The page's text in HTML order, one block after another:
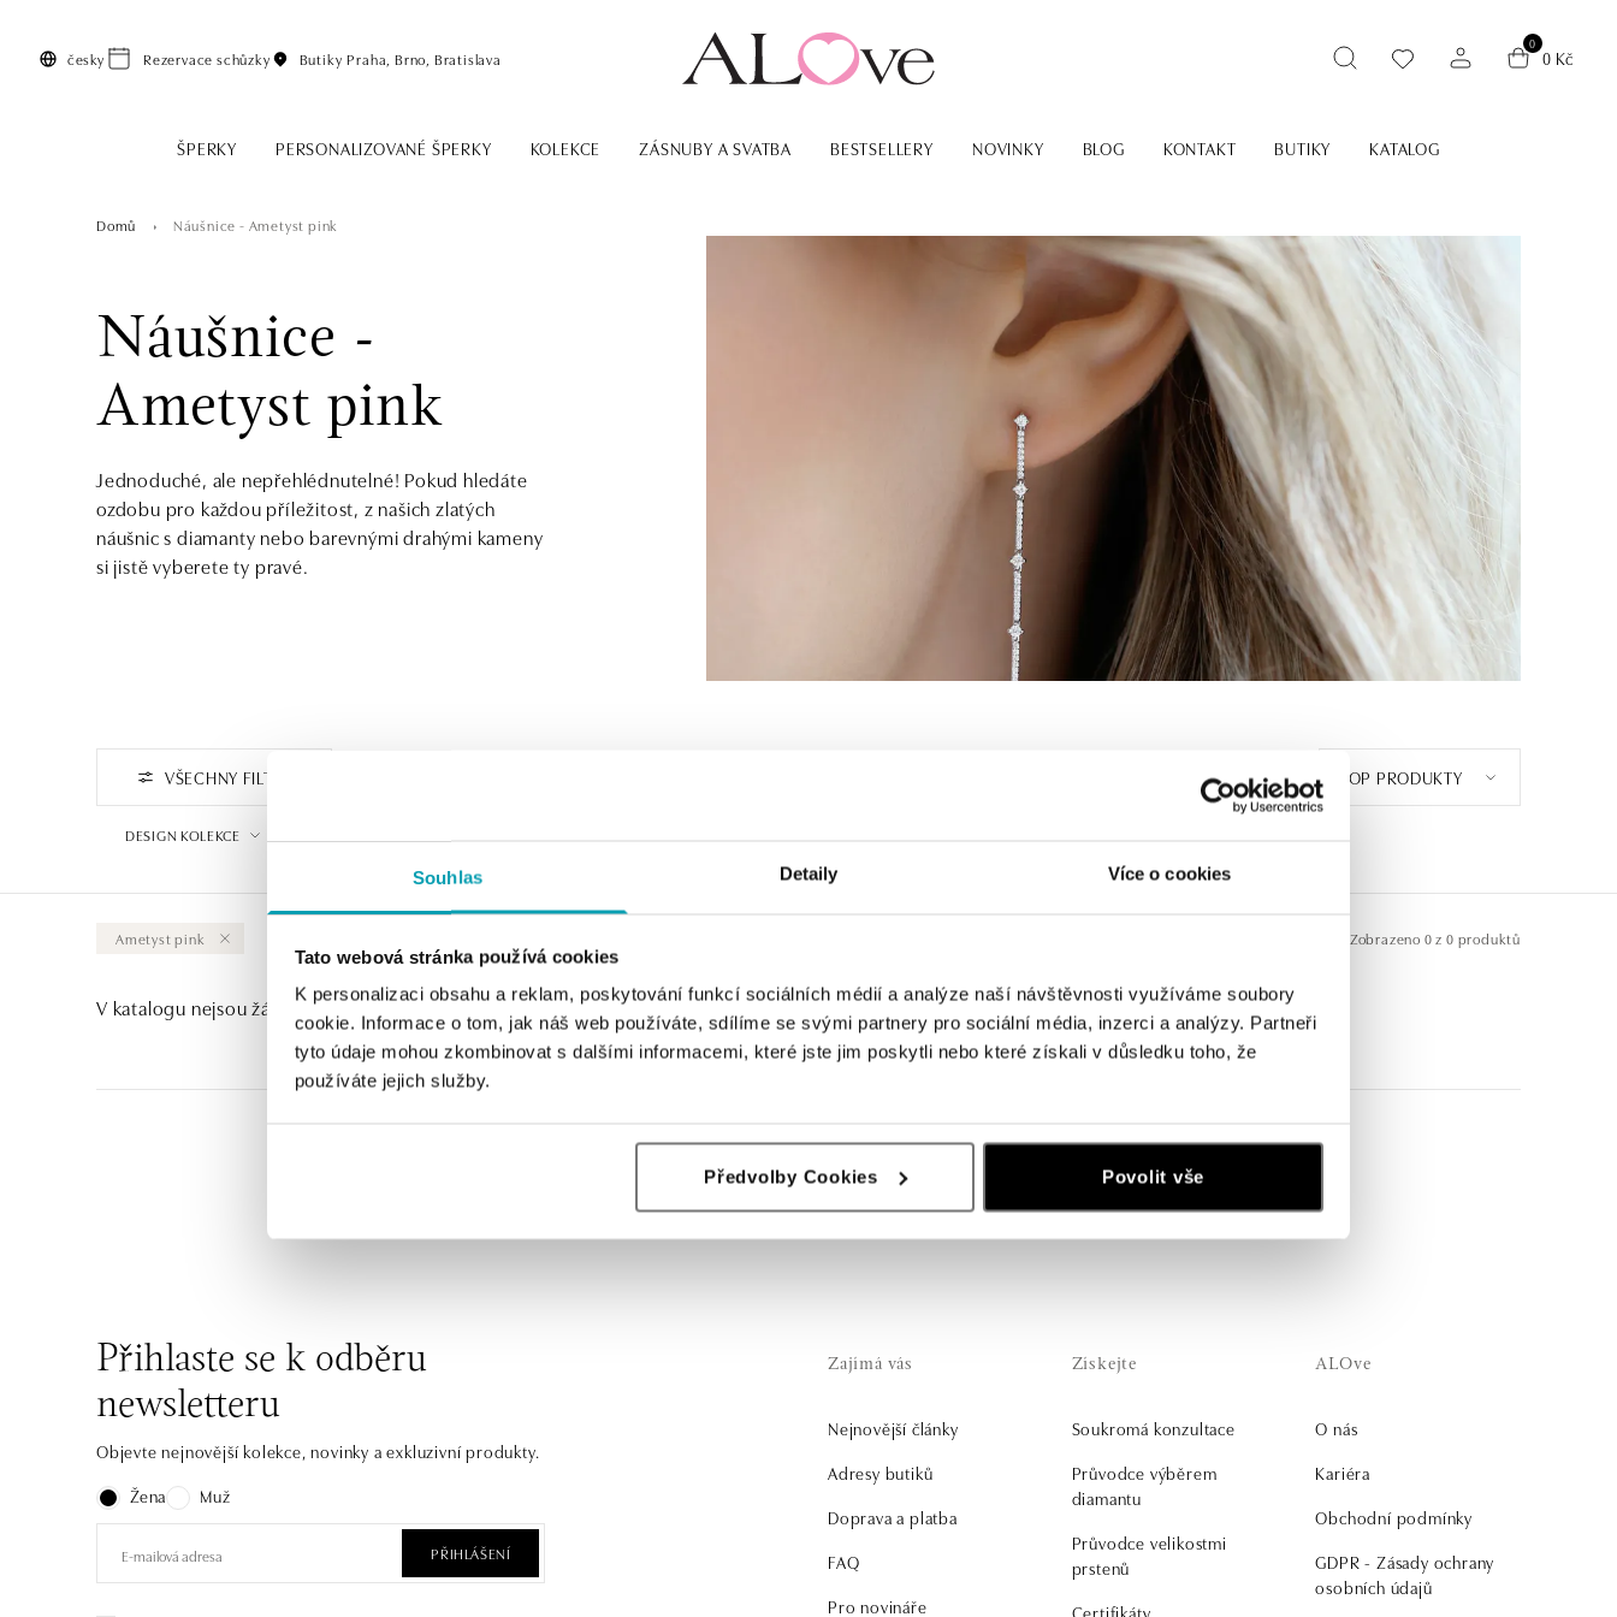
Souhlas Detaily Více o cookies
Tato webová stránka používá cookies
K personalizaci obsahu a reklam, poskytování funkcí sociálních médií a analýze naší návštěvnosti využíváme soubory
cookie. Informace o tom, jak náš web používáte, sdílíme se svými partnery pro sociální média, inzerci a analýzy. Partneři
tyto údaje mohou zkombinovat s dalšími informacemi, které jste jim poskytli nebo které získali v důsledku toho, že
používáte jejich služby.
Předvolby Cookies Povolit vše
česky Rezervace schůzky Butiky Praha, Brno, Bratislava
0
0 Kč
ŠPERKY PERSONALIZOVANÉ ŠPERKY KOLEKCE ZÁSNUBY A SVATBA BESTSELLERY NOVINKY BLOG KONTAKT BUTIKY KATALOG
Domů Náušnice - Ametyst pink
Náušnice -
Ametyst pink
Jednoduché, ale nepřehlédnutelné! Pokud hledáte
ozdobu pro každou příležitost, z našich zlatých
náušnic s diamanty nebo barevnými drahými kameny
si jistě vyberete ty pravé.
VŠECHNY FILTRY
DESIGN KOLEKCE
TOP PRODUKTY
Ametyst pink Zobrazeno 0 z 0 produktů
V katalogu nejsou žádné produkty.
Jednoduché, ale nepřehlédnutelné! Pokud hledáte ozdobu pro každou příležitost, z našich zlatých náušnic s
diamanty nebo barevnými drahými kameny si jistě vyberete ty pravé.
Přihlaste se k odběru
newsletteru
Objevte nejnovější kolekce, novinky a exkluzivní produkty.
Žena
Muž
PŘIHLÁŠENÍ
Zajímá vás
Nejnovější články
Adresy butiků
Doprava a platba
FAQ
Pro novináře
Získejte
Soukromá konzultace
Průvodce výběrem
diamantu
Průvodce velikostmi
prstenů
Certifikáty
ALOve
O nás
Kariéra
Obchodní podmínky
GDPR - Zásady ochrany
osobních údajů